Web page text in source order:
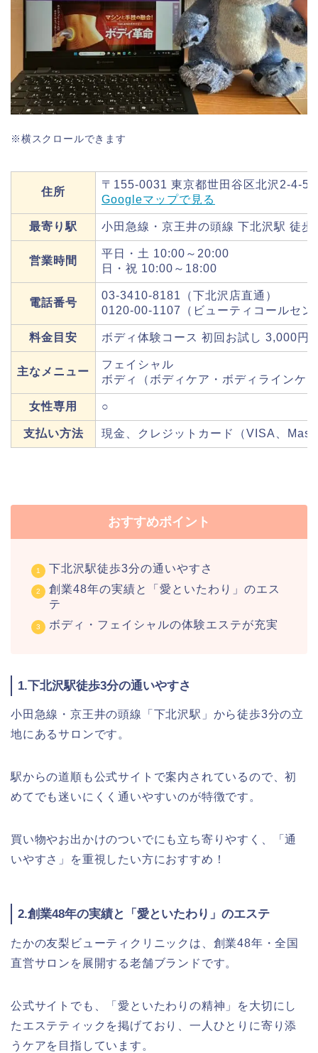
※横スクロールできます
住所
〒155-0031 東京都世田谷区北沢2-4-5
Googleマップで見る
最寄り駅 小田急線・京王井の頭線 下北沢駅 徒歩
営業時間
平日・土 10:00～20:00
日・祝 10:00～18:00
電話番号
03-3410-8181（下北沢店直通）
0120-00-1107（ビューティコールセン
料金目安 ボディ体験コース 初回お試し 3,000円
主なメニュー
フェイシャル
ボディ（ボディケア・ボディラインケ
女性専用 ○
支払い方法 現金、クレジットカード（VISA、
おすすめポイント
下北沢駅徒歩3分の通いやすさ
創業48年の実績と「愛といたわり」のエス
テ
ボディ・フェイシャルの体験エステが充実
1.下北沢駅徒歩3分の通いやすさ
小田急線・京王井の頭線「下北沢駅」から徒歩3分の立
地にあるサロンです。
駅からの道順も公式サイトで案内されているので、初
めてでも迷いにくく通いやすいのが特徴です。
買い物やお出かけのついでにも立ち寄りやすく、「通
いやすさ」を重視したい方におすすめ！
2.創業48年の実績と「愛といたわり」のエステ
たかの友梨ビューティクリニックは、創業48年・全国
直営サロンを展開する老舗ブランドです。
公式サイトでも、「愛といたわりの精神」を大切にし
たエステティックを掲げており、一人ひとりに寄り添
うケアを目指しています。